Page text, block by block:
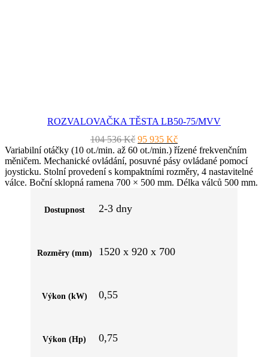
ROZVALOVAČKA TĚSTA LB50-75/MVV
104 536Kč Původní
cena
byla:
104
536 Kč.
95 935 KčAktuální
cena
je:
95
935 Kč.
Variabilní otáčky (10 ot./min. až 60 ot./min.) řízené frekvenčním
měničem. Mechanické ovládání, posuvné pásy ovládané pomocí
joysticku. Stolní provedení s kompaktními rozměry, 4 nastavitelné
válce. Boční sklopná ramena 700 × 500 mm. Délka válců 500 mm.
Rychlost posuvu 35 m/min. Rozměry ve složeném stavu 380 × 920
× 850 mm. Standardní výbava: 2 válce.
Dostupnost 2-3 dny
Rozměry (mm) 1520 x 920 x 700
Výkon (kW) 0,55
Výkon (Hp) 0,75